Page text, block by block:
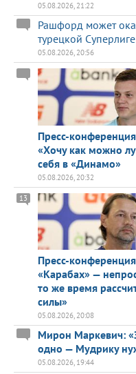
05.08.2026, 21:22
Рашфорд может
турецкой Суперлиге
05.08.2026, 20:56
Пресс-
«Хочу как можно
себя в «Динамо»
05.08.2026, 20:32
Пресс-
«Карабах» —
то же время
силы»
13
05.08.2026, 20:08
Мирон Маркевич:
одно — Мудрику
05.08.2026, 19:44